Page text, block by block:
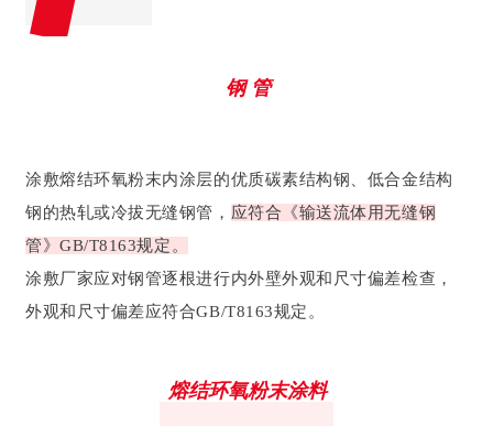
钢 管
涂敷熔结环氧粉末内涂层的优质碳素结构钢、低合金结构
钢的热轧或冷拔无缝钢管， 应符合《输送流体用无缝钢
管》GB/T8163规定。
涂敷厂家应对钢管逐根进行内外壁外观和尺寸偏差检查，
外观和尺寸偏差应符合GB/T8163规定。
熔结环氧粉末涂料